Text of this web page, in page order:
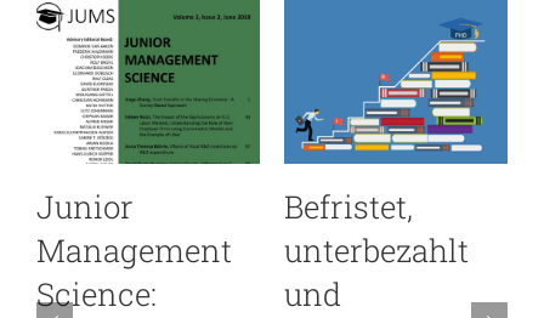
Junior
Management
Science:
Befristet,
unterbezahlt
und